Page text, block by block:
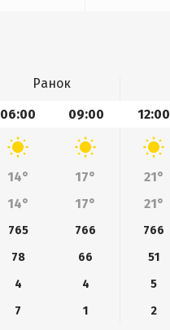
Ранок
06:00 09:00 12:00
14° 17° 21°
14° 17° 21°
765 766 766
78 66 51
4 4 5
7 1 2